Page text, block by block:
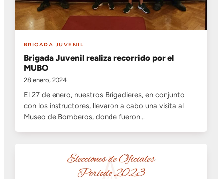
BRIGADA JUVENIL
Brigada Juvenil realiza recorrido por el
MUBO
28 enero, 2024
El 27 de enero, nuestros Brigadieres, en conjunto
con los instructores, llevaron a cabo una visita al
Museo de Bomberos, donde fueron…